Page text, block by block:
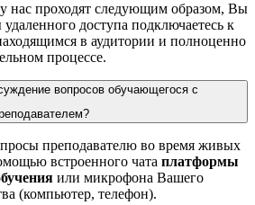
нас проходят следующим образом, Вы
доступа подключаетесь к
в аудитории и полноценно
процессе.
вопросов обучающегося с
преподавателю во время живых
встроенного чата платформы
или микрофона Вашего
(компьютер, телефон).